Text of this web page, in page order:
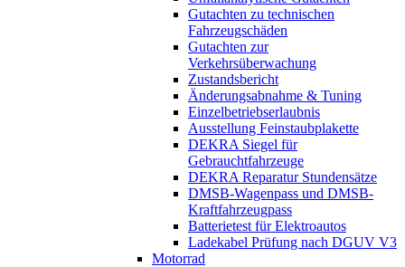
Gutachten zu technischen
Fahrzeugschäden
Gutachten zur
Verkehrsüberwachung
Zustandsbericht
Änderungsabnahme & Tuning
Einzelbetriebserlaubnis
Ausstellung Feinstaubplakette
DEKRA Siegel für
Gebrauchtfahrzeuge
DEKRA Reparatur Stundensätze
DMSB-Wagenpass und DMSB-
Kraftfahrzeugpass
Batterietest für Elektroautos
Ladekabel Prüfung nach DGUV V3
Motorrad